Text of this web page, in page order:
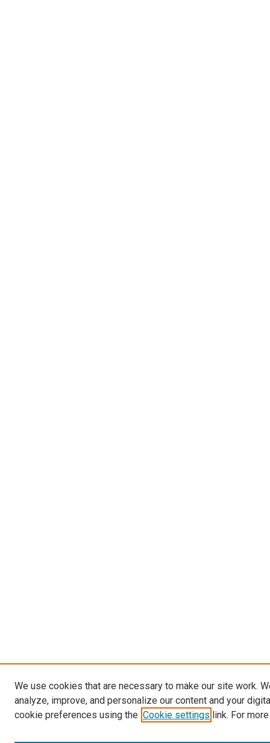
We use cookies that are necessary to make our site work.
analyze, improve, and personalize our content and your
cookie preferences using the Cookie settings link. For